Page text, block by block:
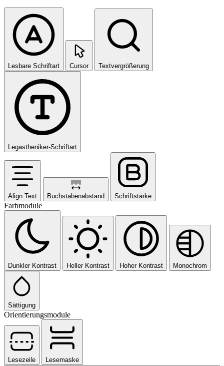
Lesbare Schriftart Cursor Textvergrößerung
Legastheniker-Schriftart
Align Text Buchstabenabstand Schriftstärke
Farbmodule
Dunkler Kontrast Heller Kontrast Hoher Kontrast Monochrom
Sättigung
Orientierungsmodule
Lesezeile
Lesemaske